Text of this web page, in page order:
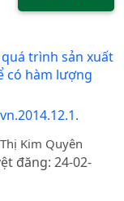
trình sản xuất
có hàm lượng
Kim Quyên
đăng: 24-02-